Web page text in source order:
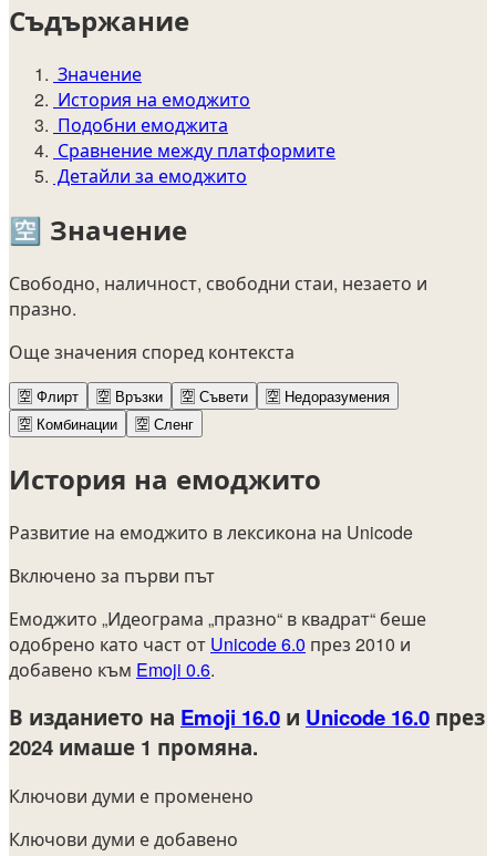
Съдържание
Значение
История на емоджито
Подобни емоджита
Сравнение между платформите
Детайли за емоджито
🈳 Значение
Свободно, наличност, свободни стаи, незаето и
празно.
Още значения според контекста
🈳 Флирт 🈳 Връзки 🈳 Съвети 🈳 Недоразумения
🈳 Комбинации 🈳 Сленг
История на емоджито
Развитие на емоджито в лексикона на Unicode
Включено за първи път
Емоджито „Идеограма „празно“ в квадрат“ беше
одобрено като част от Unicode 6.0 през 2010 и
добавено към Emoji 0.6.
В изданието на Emoji 16.0 и Unicode 16.0 през
2024 имаше 1 промяна.
Ключови думи е променено
Ключови думи е добавено